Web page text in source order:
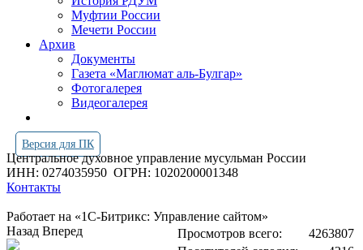
Муфтии России
Мечети России
Архив
Документы
Газета «Маглюмат аль-Булгар»
Фотогалерея
Видеогалерея
Версия для ПК
Центральное духовное управление мусульман России
ИНН: 0274035950 ОГРН: 1020200001348
Контакты
Работает на «1С-Битрикс: Управление сайтом»
Просмотров всего:
4263807
Назад Вперед